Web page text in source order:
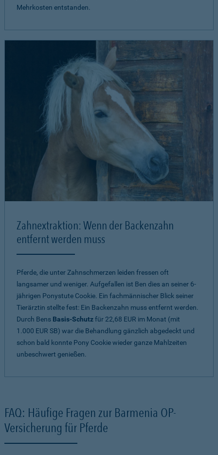
Mehrkosten entstanden.
Zahnextraktion: Wenn der Backenzahn
entfernt werden muss
Pferde, die unter Zahnschmerzen leiden fressen oft
langsamer und weniger. Aufgefallen ist Ben dies an seiner 6-
jährigen Ponystute Cookie. Ein fachmännischer Blick seiner
Tierärztin stellte fest: Ein Backenzahn muss entfernt werden.
Durch Bens Basis-Schutzfür 22,68 EUR im Monat (mit
1.000 EUR SB) war die Behandlung gänzlich abgedeckt und
schon bald konnte Pony Cookie wieder ganze Mahlzeiten
unbeschwert genießen.
FAQ: Häufige Fragen zur Barmenia OP-
Versicherung für Pferde